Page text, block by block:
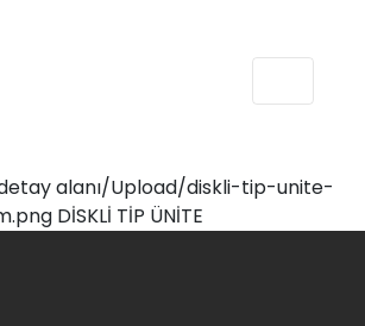
alanı/Upload/diskli-tip-unite-
DİSKLİ TİP ÜNİTE